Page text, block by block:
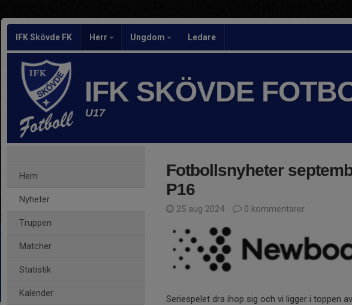
IFK Skövde FK Herr Ungdom Ledare
IFK SKÖVDE
U17
Hem
Nyheter
Truppen
Matcher
Statistik
Kalender
Fotbollsnyheter
P16
25 aug 2024 0 kommentarer
Seriespelet dra ihop sig och vi ligger i toppen